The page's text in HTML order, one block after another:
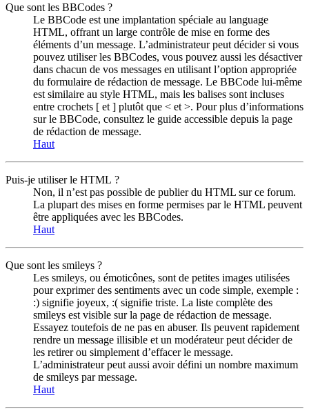
Que sont les BBCodes ?
Le BBCode est une implantation spéciale au language
HTML, offrant un large contrôle de mise en forme des
éléments d’un message. L’administrateur peut décider si vous
pouvez utiliser les BBCodes, vous pouvez aussi les désactiver
dans chacun de vos messages en utilisant l’option appropriée
du formulaire de rédaction de message. Le BBCode lui-même
est similaire au style HTML, mais les balises sont incluses
entre crochets [ et ] plutôt que < et >. Pour plus d’informations
sur le BBCode, consultez le guide accessible depuis la page
de rédaction de message.
Haut
Puis-je utiliser le HTML ?
Non, il n’est pas possible de publier du HTML sur ce forum.
La plupart des mises en forme permises par le HTML peuvent
être appliquées avec les BBCodes.
Haut
Que sont les smileys ?
Les smileys, ou émoticônes, sont de petites images utilisées
pour exprimer des sentiments avec un code simple, exemple :
:) signifie joyeux, :( signifie triste. La liste complète des
smileys est visible sur la page de rédaction de message.
Essayez toutefois de ne pas en abuser. Ils peuvent rapidement
rendre un message illisible et un modérateur peut décider de
les retirer ou simplement d’effacer le message.
L’administrateur peut aussi avoir défini un nombre maximum
de smileys par message.
Haut